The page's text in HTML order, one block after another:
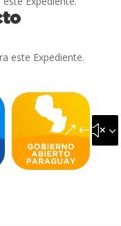
este Expediente.